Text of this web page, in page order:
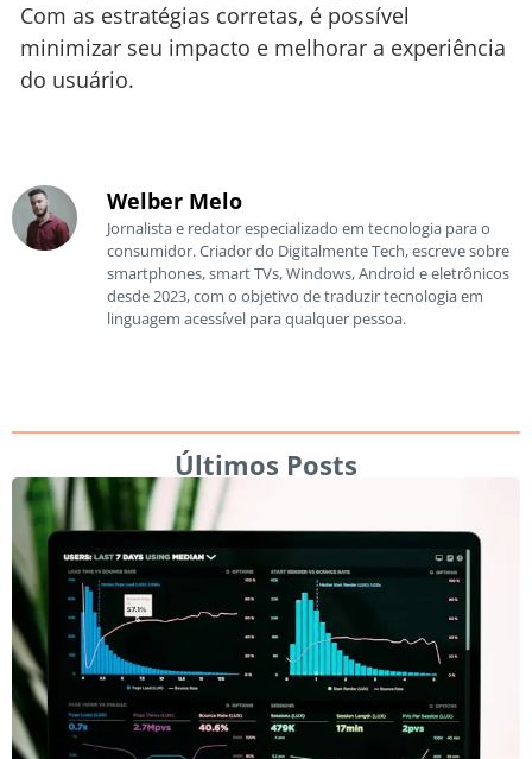
Com as estratégias corretas, é possível
minimizar seu impacto e melhorar a experiência
do usuário.
Welber Melo
Jornalista e redator especializado em tecnologia para o
consumidor. Criador do Digitalmente Tech, escreve sobre
smartphones, smart TVs, Windows, Android e eletrônicos
desde 2023, com o objetivo de traduzir tecnologia em
linguagem acessível para qualquer pessoa.
Últimos Posts